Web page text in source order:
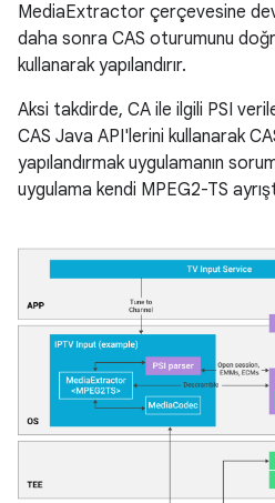
MediaExtractor çerçevesine
daha sonra CAS oturumunu
kullanarak yapılandırır.
Aksi takdirde, CA ile ilgili PSI
CAS Java API'lerini kullanarak
yapılandırmak uygulamanın
uygulama kendi MPEG2-TS